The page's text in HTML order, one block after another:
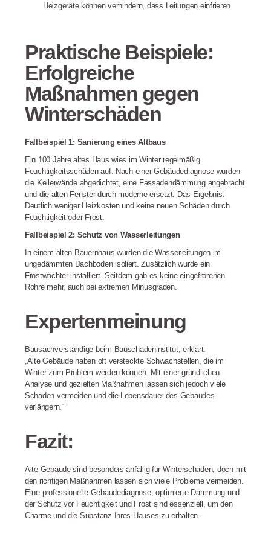
Heizgeräte können verhindern, dass Leitungen einfrieren.
Praktische Beispiele:
Erfolgreiche
Maßnahmen gegen
Winterschäden
Fallbeispiel 1: Sanierung eines Altbaus
Ein 100 Jahre altes Haus wies im Winter regelmäßig
Feuchtigkeitsschäden auf. Nach einer Gebäudediagnose wurden
die Kellerwände abgedichtet, eine Fassadendämmung angebracht
und die alten Fenster durch moderne ersetzt. Das Ergebnis:
Deutlich weniger Heizkosten und keine neuen Schäden durch
Feuchtigkeit oder Frost.
Fallbeispiel 2: Schutz von Wasserleitungen
In einem alten Bauernhaus wurden die Wasserleitungen im
ungedämmten Dachboden isoliert. Zusätzlich wurde ein
Frostwächter installiert. Seitdem gab es keine eingefrorenen
Rohre mehr, auch bei extremen Minusgraden.
Expertenmeinung
Bausachverständige beim Bauschadeninstitut, erklärt:
„Alte Gebäude haben oft versteckte Schwachstellen, die im
Winter zum Problem werden können. Mit einer gründlichen
Analyse und gezielten Maßnahmen lassen sich jedoch viele
Schäden vermeiden und die Lebensdauer des Gebäudes
verlängern.“
Fazit:
Alte Gebäude sind besonders anfällig für Winterschäden, doch mit
den richtigen Maßnahmen lassen sich viele Probleme vermeiden.
Eine professionelle Gebäudediagnose, optimierte Dämmung und
der Schutz vor Feuchtigkeit und Frost sind essenziell, um den
Charme und die Substanz Ihres Hauses zu erhalten.